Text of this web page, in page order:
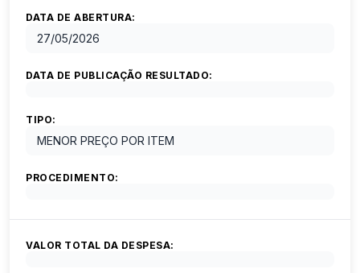
DATA DE ABERTURA:
27/05/2026
DATA DE PUBLICAÇÃO RESULTADO:
TIPO:
MENOR PREÇO POR ITEM
PROCEDIMENTO:
VALOR TOTAL DA DESPESA: